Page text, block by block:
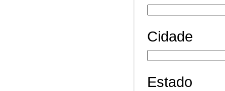
Cidade
Estado